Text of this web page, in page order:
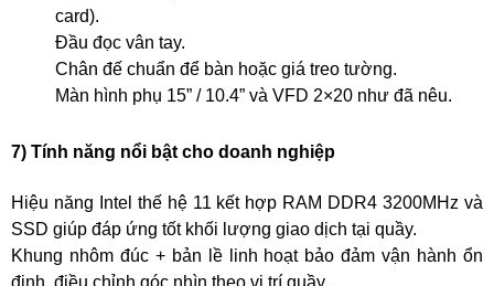
card).
Đầu đọc vân tay.
Chân đế chuẩn để bàn hoặc giá treo tường.
Màn hình phụ 15” / 10.4” và VFD 2×20 như đã nêu.
7) Tính năng nổi bật cho doanh nghiệp
Hiệu năng Intel thế hệ 11 kết hợp RAM DDR4 3200MHz và
SSD giúp đáp ứng tốt khối lượng giao dịch tại quầy.
Khung nhôm đúc + bản lề linh hoạt bảo đảm vận hành ổn
định, điều chỉnh góc nhìn theo vị trí quầy.